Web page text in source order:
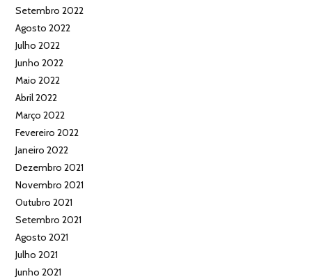
Setembro 2022
Agosto 2022
Julho 2022
Junho 2022
Maio 2022
Abril 2022
Março 2022
Fevereiro 2022
Janeiro 2022
Dezembro 2021
Novembro 2021
Outubro 2021
Setembro 2021
Agosto 2021
Julho 2021
Junho 2021